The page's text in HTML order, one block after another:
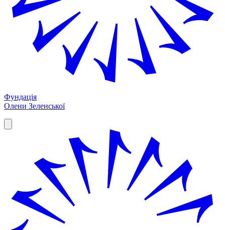
Фундація
Олени Зеленської